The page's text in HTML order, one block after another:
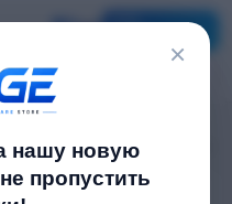
×
нашу новую
пропустить
Smart Hybrid Light, HiLook